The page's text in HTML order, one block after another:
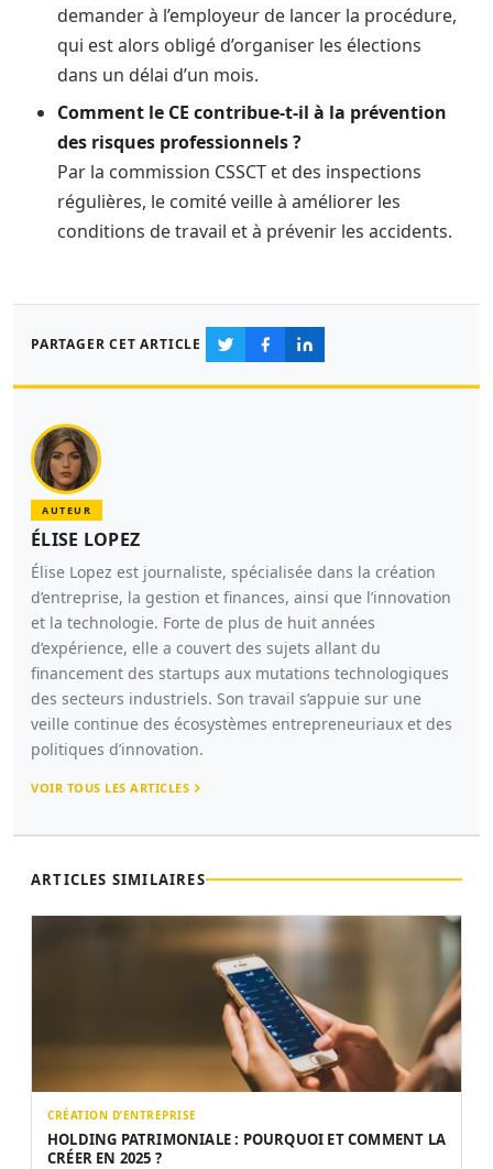
demander à l’employeur de lancer la procédure,
qui est alors obligé d’organiser les élections
dans un délai d’un mois.
Comment le CE contribue-t-il à la prévention
des risques professionnels ?
Par la commission CSSCT et des inspections
régulières, le comité veille à améliorer les
conditions de travail et à prévenir les accidents.
PARTAGER CET ARTICLE
AUTEUR
ÉLISE LOPEZ
Élise Lopez est journaliste, spécialisée dans la création
d’entreprise, la gestion et finances, ainsi que l’innovation
et la technologie. Forte de plus de huit années
d’expérience, elle a couvert des sujets allant du
financement des startups aux mutations technologiques
des secteurs industriels. Son travail s’appuie sur une
veille continue des écosystèmes entrepreneuriaux et des
politiques d’innovation.
VOIR TOUS LES ARTICLES
ARTICLES SIMILAIRES
CRÉATION D’ENTREPRISE
HOLDING PATRIMONIALE : POURQUOI ET COMMENT LA
CRÉER EN 2025 ?